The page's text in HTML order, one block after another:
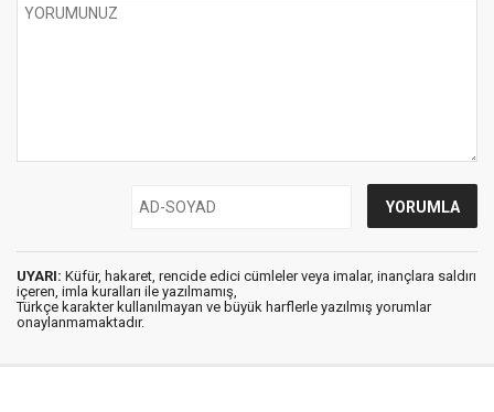
UYARI: Küfür, hakaret, rencide edici cümleler veya imalar, inançlara saldırı
içeren, imla kuralları ile yazılmamış,
Türkçe karakter kullanılmayan ve büyük harflerle yazılmış yorumlar
onaylanmamaktadır.